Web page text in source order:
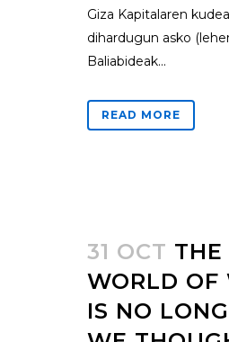
Giza Kapitalaren
dihardugun asko
Baliabideak...
READ MORE
31 OCT THE
WORLD OF
IS NO